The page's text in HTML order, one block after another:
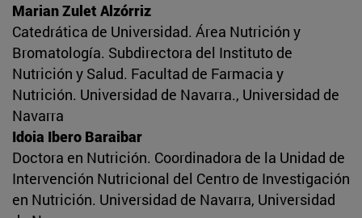
Marian Zulet Alzórriz
Catedrática de Universidad. Área Nutrición y
Bromatología. Subdirectora del Instituto de
Nutrición y Salud. Facultad de Farmacia y
Nutrición. Universidad de Navarra., Universidad de
Navarra
Idoia Ibero Baraibar
Doctora en Nutrición. Coordinadora de la Unidad de
Intervención Nutricional del Centro de Investigación
en Nutrición. Universidad de Navarra, Universidad